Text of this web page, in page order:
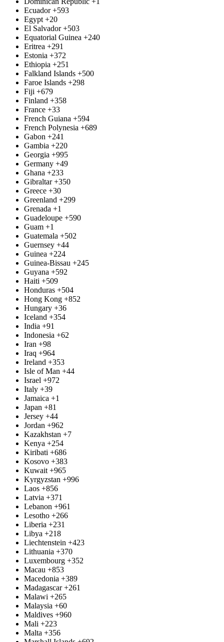
Ecuador +593
Egypt +20
El Salvador +503
Equatorial Guinea +240
Eritrea +291
Estonia +372
Ethiopia +251
Falkland Islands +500
Faroe Islands +298
Fiji +679
Finland +358
France +33
French Guiana +594
French Polynesia +689
Gabon +241
Gambia +220
Georgia +995
Germany +49
Ghana +233
Gibraltar +350
Greece +30
Greenland +299
Grenada +1
Guadeloupe +590
Guam +1
Guatemala +502
Guernsey +44
Guinea +224
Guinea-Bissau +245
Guyana +592
Haiti +509
Honduras +504
Hong Kong +852
Hungary +36
Iceland +354
India +91
Indonesia +62
Iran +98
Iraq +964
Ireland +353
Isle of Man +44
Israel +972
Italy +39
Jamaica +1
Japan +81
Jersey +44
Jordan +962
Kazakhstan +7
Kenya +254
Kiribati +686
Kosovo +383
Kuwait +965
Kyrgyzstan +996
Laos +856
Latvia +371
Lebanon +961
Lesotho +266
Liberia +231
Libya +218
Liechtenstein +423
Lithuania +370
Luxembourg +352
Macau +853
Macedonia +389
Madagascar +261
Malawi +265
Malaysia +60
Maldives +960
Mali +223
Malta +356